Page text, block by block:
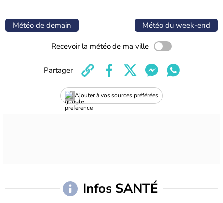
Météo de demain Météo du week-end
Recevoir la météo de ma ville
Ajouter à vos sources préférées
Partager
Infos SANTÉ